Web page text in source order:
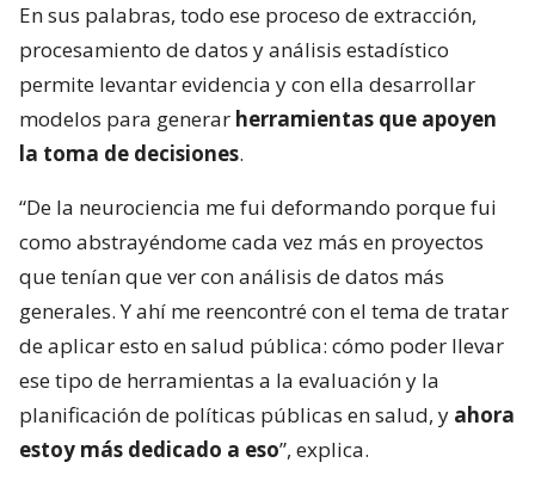
En sus palabras, todo ese proceso de extracción,
procesamiento de datos y análisis estadístico
permite levantar evidencia y con ella desarrollar
modelos para generar herramientas que apoyen
la toma de decisiones.
“De la neurociencia me fui deformando porque fui
como abstrayéndome cada vez más en proyectos
que tenían que ver con análisis de datos más
generales. Y ahí me reencontré con el tema de tratar
de aplicar esto en salud pública: cómo poder llevar
ese tipo de herramientas a la evaluación y la
planificación de políticas públicas en salud, y ahora
estoy más dedicado a eso”, explica.